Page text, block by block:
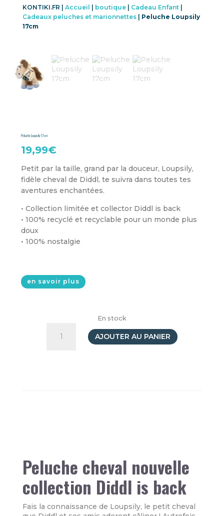
KONTIKI.FR | Accueil boutique| Cadeau Enfant|
Cadeaux peluches et marionnettes| Peluche Loupsily
17cm
Peluche Loupsily 17cm
19,99€
Petit par la taille, grand par la douceur, Loupsily,
fidèle cheval de Diddl, te suivra dans toutes tes
aventures enchantées.
• Collection limitée et collector Diddl is back
• 100% recyclé et recyclable pour un monde plus
doux
• 100% nostalgie
en savoir plus
En stock
AJOUTER AU PANIER
Peluche cheval nouvelle
collection Diddl is back
Fais la connaissance de Loupsily, le petit cheval